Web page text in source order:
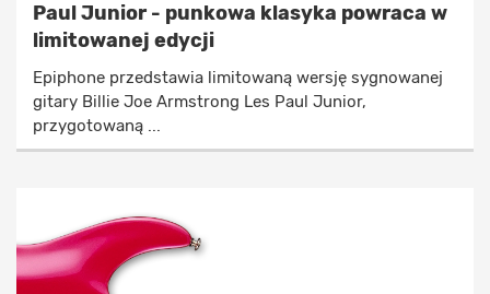
Paul Junior - punkowa klasyka powraca w
limitowanej edycji
Epiphone przedstawia limitowaną wersję sygnowanej
gitary Billie Joe Armstrong Les Paul Junior,
przygotowaną ...